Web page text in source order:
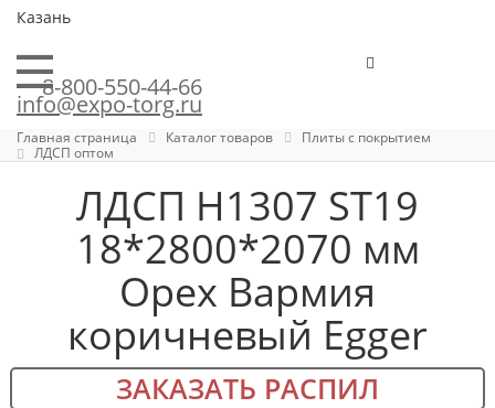
Казань
8-800-550-44-66
info@expo-torg.ru
Главная страница Каталог товаров
Плиты с покрытием
ЛДСП оптом
ЛДСП H1307 ST19
18*2800*2070 мм
Орех Вармия
коричневый Egger
ЗАКАЗАТЬ РАСПИЛ